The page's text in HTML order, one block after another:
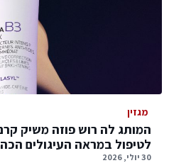
מגזין
המותג לה רוש פוזה משיק
לטיפול במראה העיגולים
30 יולי, 2026